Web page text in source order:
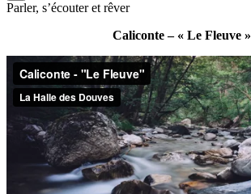
Parler, s’écouter et rêver
Caliconte – « Le Fleuve »